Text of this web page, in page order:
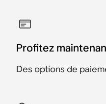
Profitez
Des options de